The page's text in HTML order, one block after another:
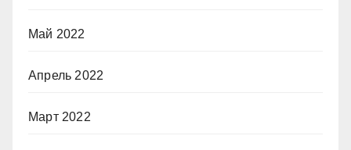
Май 2022
Апрель 2022
Март 2022